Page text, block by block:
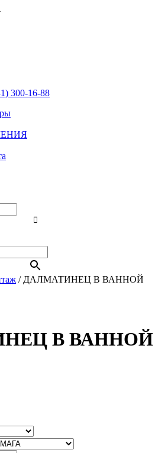
300-16-88
/ ДАЛМАТИНЕЦ В ВАННОЙ
В ВАННОЙ